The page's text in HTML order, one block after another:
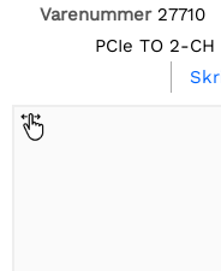
Varenummer 27710
PCIe TO 2-